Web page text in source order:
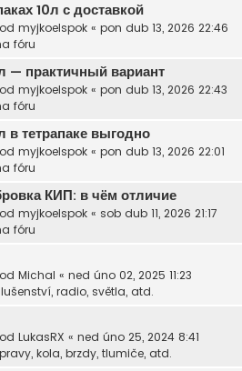
10л с доставкой
myjkoelspok « pon dub 13, 2026 22:46
fóru
— практичный вариант
myjkoelspok « pon dub 13, 2026 22:43
fóru
в тетрапаке выгодно
myjkoelspok « pon dub 13, 2026 22:01
fóru
КИП: в чём отличие
myjkoelspok « sob dub 11, 2026 21:17
fóru
Michal « ned úno 02, 2025 11:23
radio, světla, atd.
LukasRX « ned úno 25, 2024 8:41
kola, brzdy, tlumiče, atd.